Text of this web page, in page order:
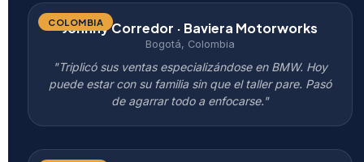
COLOMBIA
Johnny Corredor · Baviera Motorworks
Bogotá, Colombia
"Triplicó sus ventas especializándose en BMW. Hoy
puede estar con su familia sin que el taller pare. Pasó
de agarrar todo a enfocarse."